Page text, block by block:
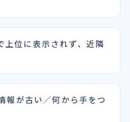
位に表示されず、近隣
報が古い／何から手をつ